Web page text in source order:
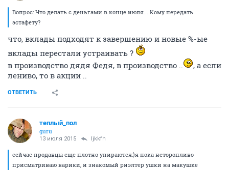
Вопрос: Что делать с деньгами в конце июля... Кому передать
эстафету?
что, вклады подходят к завершению и новые %-ые
вклады перестали устраивать ?
в производство дядя Федя, в производство ..
, а если
лениво, то в акции ..
ОТВЕТИТЬ
теплый_пол
guru
13 июля 2015 ljkkfh
сейчас продавцы еще плотно упираются:)я пока неторопливо
присматриваю варики, и знакомый риэлтер ушки на макушке